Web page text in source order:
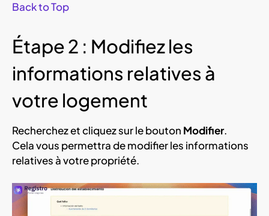
Back to Top
Étape 2 : Modifiez les
informations relatives à
votre logement
Recherchez et cliquez sur le bouton Modifier.
Cela vous permettra de modifier les informations
relatives à votre propriété.